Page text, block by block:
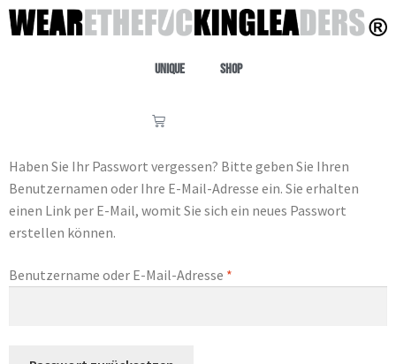
Unique Shop
Haben Sie Ihr Passwort vergessen? Bitte geben Sie Ihren
Benutzernamen oder Ihre E-Mail-Adresse ein. Sie erhalten
einen Link per E-Mail, womit Sie sich ein neues Passwort
erstellen können.
Benutzername oder E-Mail-Adresse *